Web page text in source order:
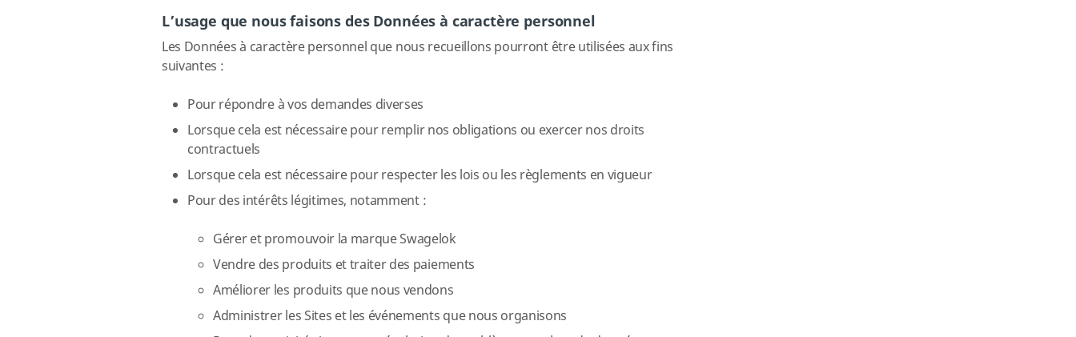
L’usage que nous faisons des Données à caractère personnel
Les Données à caractère personnel que nous recueillons pourront être utilisées aux fins
suivantes :
Pour répondre à vos demandes diverses
Lorsque cela est nécessaire pour remplir nos obligations ou exercer nos droits
contractuels
Lorsque cela est nécessaire pour respecter les lois ou les règlements en vigueur
Pour des intérêts légitimes, notamment :
Gérer et promouvoir la marque Swagelok
Vendre des produits et traiter des paiements
Améliorer les produits que nous vendons
Administrer les Sites et les événements que nous organisons